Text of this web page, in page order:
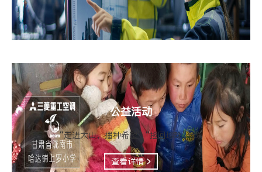
公益活动
“走进大山，播种希望” “捡回珍珠”计划
查看详情